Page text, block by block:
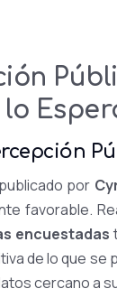
lo
por
favorable.
encuestadas
de lo que
cercano a